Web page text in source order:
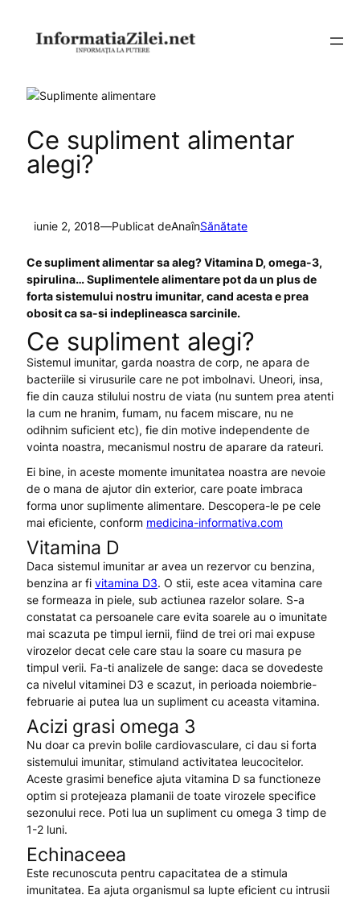
conținut
Ce supliment alimentar
alegi?
iunie 2, 2018—Publicat deAnaînSănătate
Ce supliment alimentar sa aleg? Vitamina D, omega-3,
spirulina… Suplimentele alimentare pot da un plus de
forta sistemului nostru imunitar, cand acesta e prea
obosit ca sa-si indeplineasca sarcinile.
Ce supliment alegi?
Sistemul imunitar, garda noastra de corp, ne apara de
bacteriile si virusurile care ne pot imbolnavi. Uneori, insa,
fie din cauza stilului nostru de viata (nu suntem prea atenti
la cum ne hranim, fumam, nu facem miscare, nu ne
odihnim suficient etc), fie din motive independente de
vointa noastra, mecanismul nostru de aparare da rateuri.
Ei bine, in aceste momente imunitatea noastra are nevoie
de o mana de ajutor din exterior, care poate imbraca
forma unor suplimente alimentare. Descopera-le pe cele
mai eficiente, conform medicina-informativa.com
Vitamina D
Daca sistemul imunitar ar avea un rezervor cu benzina,
benzina ar fi vitamina D3. O stii, este acea vitamina care
se formeaza in piele, sub actiunea razelor solare. S-a
constatat ca persoanele care evita soarele au o imunitate
mai scazuta pe timpul iernii, fiind de trei ori mai expuse
virozelor decat cele care stau la soare cu masura pe
timpul verii. Fa-ti analizele de sange: daca se dovedeste
ca nivelul vitaminei D3 e scazut, in perioada noiembrie-
februarie ai putea lua un supliment cu aceasta vitamina.
Acizi grasi omega 3
Nu doar ca previn bolile cardiovasculare, ci dau si forta
sistemului imunitar, stimuland activitatea leucocitelor.
Aceste grasimi benefice ajuta vitamina D sa functioneze
optim si protejeaza plamanii de toate virozele specifice
sezonului rece. Poti lua un supliment cu omega 3 timp de
1-2 luni.
Echinaceea
Este recunoscuta pentru capacitatea de a stimula
imunitatea. Ea ajuta organismul sa lupte eficient cu intrusii